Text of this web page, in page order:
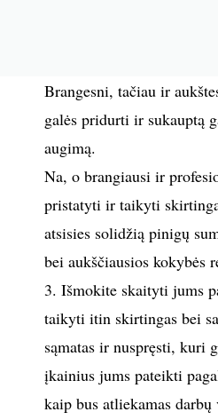
Brangesni, tačiau ir
galės pridurti ir sukauptą
augimą.
Na, o brangiausi ir
pristatyti ir taikyti
atsisies solidžią pinigų
bei aukščiausios kokybės
3. Išmokite skaityti jums
taikyti itin skirtingas bei
sąmatas ir nuspręsti, kuri
įkainius jums pateikti
kaip bus atliekamas